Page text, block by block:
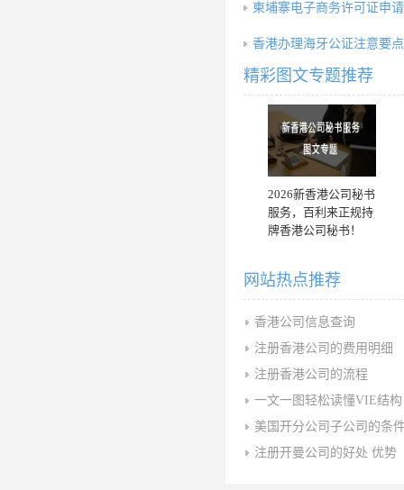
柬埔寨电子商务许可证申请
香港办理海牙公证注意要点
精彩图文专题推荐
2026新香港公司秘书
服务，百利来正规持
牌香港公司秘书！
网站热点推荐
香港公司信息查询
注册香港公司的费用明细
注册香港公司的流程
一文一图轻松读懂VIE结
美国开分公司子公司的条
注册开曼公司的好处 优势